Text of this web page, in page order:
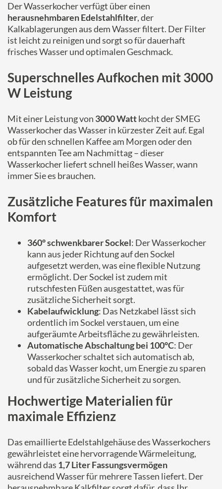
Der Wasserkocher verfügt über einen
herausnehmbaren Edelstahlfilter, der
Kalkablagerungen aus dem Wasser filtert. Der Filter
ist leicht zu reinigen und sorgt so für dauerhaft
frisches Wasser und optimalen Geschmack.
Superschnelles Aufkochen mit 3000
W Leistung
Mit einer Leistung von 3000 Wattkocht der SMEG
Wasserkocher das Wasser in kürzester Zeit auf. Egal
ob für den schnellen Kaffee am Morgen oder den
entspannten Tee am Nachmittag – dieser
Wasserkocher liefert schnell heißes Wasser, wann
immer Sie es brauchen.
Zusätzliche Features für maximalen
Komfort
360° schwenkbarer Sockel: Der Wasserkocher
kann aus jeder Richtung auf den Sockel
aufgesetzt werden, was eine flexible Nutzung
ermöglicht. Der Sockel ist zudem mit
rutschfesten Füßen ausgestattet, was für
zusätzliche Sicherheit sorgt.
Kabelaufwicklung: Das Netzkabel lässt sich
ordentlich im Sockel verstauen, um eine
aufgeräumte Arbeitsfläche zu gewährleisten.
Automatische Abschaltung bei 100°C: Der
Wasserkocher schaltet sich automatisch ab,
sobald das Wasser kocht, um Energie zu sparen
und für zusätzliche Sicherheit zu sorgen.
Hochwertige Materialien für
maximale Effizienz
Das emaillierte Edelstahlgehäuse des Wasserkochers
gewährleistet eine hervorragende Wärmeleitung,
während das 1,7 Liter Fassungsvermögen
ausreichend Wasser für mehrere Tassen liefert. Der